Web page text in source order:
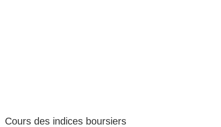
Cours des indices boursiers